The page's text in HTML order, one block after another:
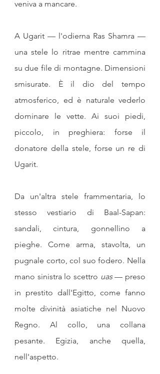
veniva a mancare.
A Ugarit — l'odierna Ras Shamra —
una stele lo ritrae mentre cammina
su due file di montagne. Dimensioni
smisurate. È il dio del tempo
atmosferico, ed è naturale vederlo
dominare le vette. Ai suoi piedi,
piccolo, in preghiera: forse il
donatore della stele, forse un re di
Ugarit.
Da un'altra stele frammentaria, lo
stesso vestiario di Baal-Sapan:
sandali, cintura, gonnellino a
pieghe. Come arma, stavolta, un
pugnale corto, col suo fodero. Nella
mano sinistra lo scettro uas — preso
in prestito dall'Egitto, come fanno
molte divinità asiatiche nel Nuovo
Regno. Al collo, una collana
pesante. Egizia, anche quella,
nell'aspetto.